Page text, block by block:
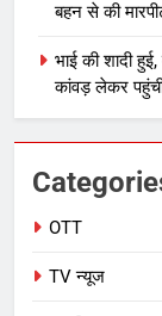
बहन से की
भाई की शादी
कांवड़ लेकर
OTT
TV न्यूज